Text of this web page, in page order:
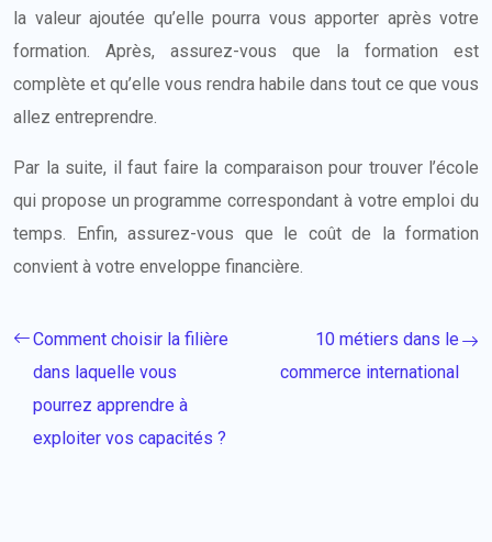
la valeur ajoutée qu’elle pourra vous apporter après votre
formation. Après, assurez-vous que la formation est
complète et qu’elle vous rendra habile dans tout ce que vous
allez entreprendre.
Par la suite, il faut faire la comparaison pour trouver l’école
qui propose un programme correspondant à votre emploi du
temps. Enfin, assurez-vous que le coût de la formation
convient à votre enveloppe financière.
Comment choisir la filière
dans laquelle vous
pourrez apprendre à
exploiter vos capacités ?
10 métiers dans le
commerce international